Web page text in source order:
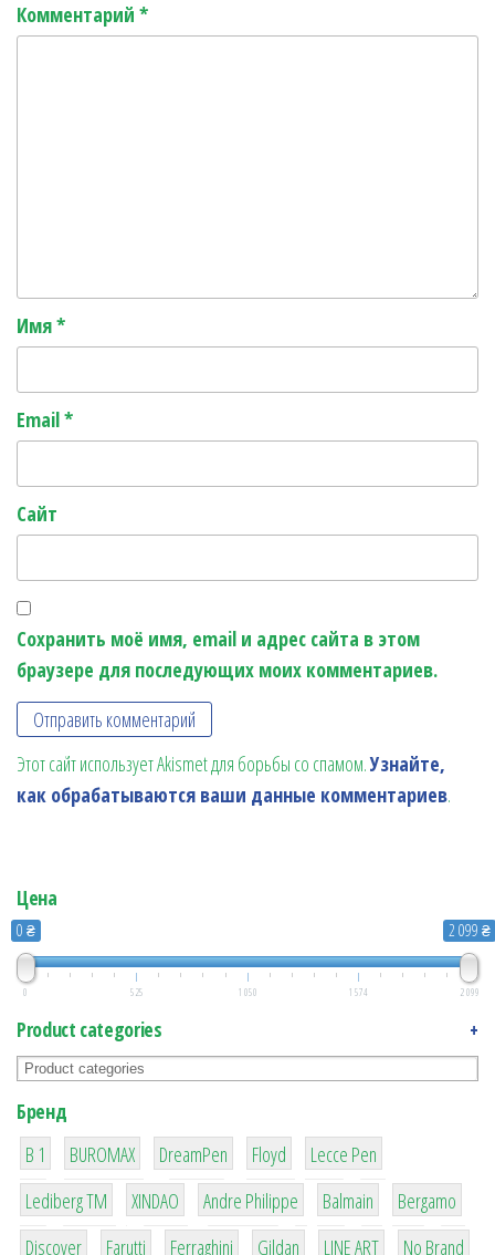
Комментарий *
Имя*
Email*
Сайт
Сохранить моё имя, email и адрес сайта в этом
браузере для последующих моих комментариев.
Этот сайт использует Akismet для борьбы со спамом.Узнайте,
как обрабатываются ваши данные комментариев.
Цена
0 ₴ 2 099 ₴
0 525 1 050 1 574 2 099
Product categories +
Бренд
B 1
1
BUROMAX
1
DreamPen
2
Floyd
2
Lecce Pen
3
Lediberg ТМ
3
XINDAO
1
Andre Philippe
4
Balmain
26
Bergamo
64
Discover
299
Farutti
4
Ferraghini
42
Gildan
4
LINE ART
90
No Brand